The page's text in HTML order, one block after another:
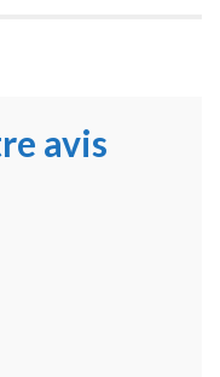
avis